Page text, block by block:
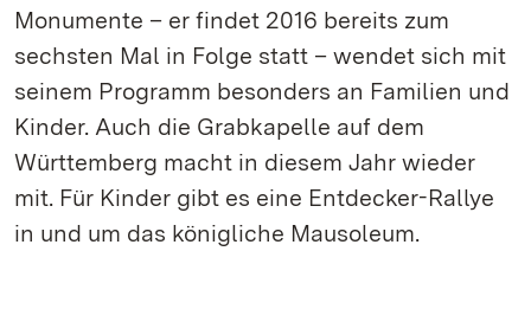
Monumente – er findet 2016 bereits zum
sechsten Mal in Folge statt – wendet sich mit
seinem Programm besonders an Familien und
Kinder. Auch die Grabkapelle auf dem
Württemberg macht in diesem Jahr wieder
mit. Für Kinder gibt es eine Entdecker-Rallye
in und um das königliche Mausoleum.